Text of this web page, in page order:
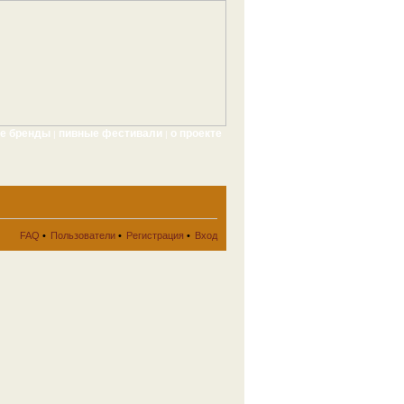
бренды пивные фестивали о проекте
FAQ • Пользователи • Регистрация • Вход